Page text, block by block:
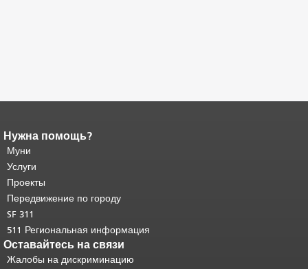
Конец содержимого
страницы.
страницы повторяется на каждой
странице.
основного содержимого .
Нужна помощь?
Муни
Услуги
Проекты
Передвижение по городу
SF 311
511 Региональная информация
Оставайтесь на связи
Жалобы на дискриминацию